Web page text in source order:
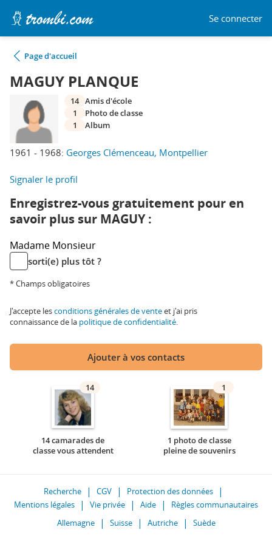
Se connecter
Page d'accueil
MAGUY PLANQUE
1961 - 1968: Georges Clémenceau, Montpellier
14 Amis d'école
1
Photo de classe
1
Album
Signaler le profil
Enregistrez-vous gratuitement pour en
savoir plus sur MAGUY :
Madame Monsieur
sorti(e) plus tôt ?
* Champs obligatoires
J'accepte lesconditions générales de venteet j'ai pris
connaissance de la politique de confidentialité.
Ajouter à vos contacts
14
14 camarades de
classe vous attendent
1
1 photo de classe
pleine de souvenirs
Recherche CGV
Protection des données
Mentions légales
Vie privée Aide
Règles communautaires
Allemagne
Suisse Autriche Suède